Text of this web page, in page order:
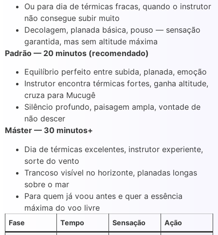
Ou para dia de térmicas fracas, quando o instrutor
não consegue subir muito
Decolagem, planada básica, pouso — sensação
garantida, mas sem altitude máxima
Padrão — 20 minutos (recomendado)
Equilíbrio perfeito entre subida, planada, emoção
Instrutor encontra térmicas fortes, ganha altitude,
cruza para Mucugê
Silêncio profundo, paisagem ampla, vontade de
não descer
Máster — 30 minutos+
Dia de térmicas excelentes, instrutor experiente,
sorte do vento
Trancoso visível no horizonte, planadas longas
sobre o mar
Para quem já voou antes e quer a essência
máxima do voo livre
Fase Tempo Sensação Ação